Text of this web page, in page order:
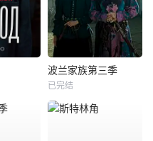
波兰家族第三季
已完结